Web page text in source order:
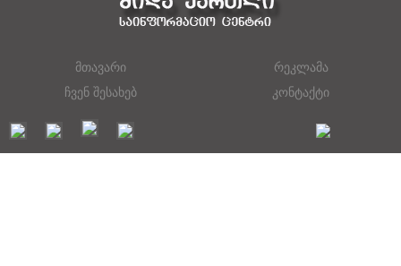
მთავარი
რეკლამა
ჩვენ შესახებ
კონტაქტი